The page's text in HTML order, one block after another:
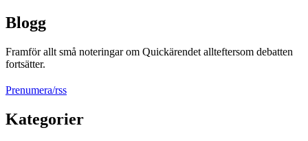
Blogg
Framför allt små noteringar om Quickärendet allteftersom debatten
fortsätter.
Prenumera/rss
Kategorier